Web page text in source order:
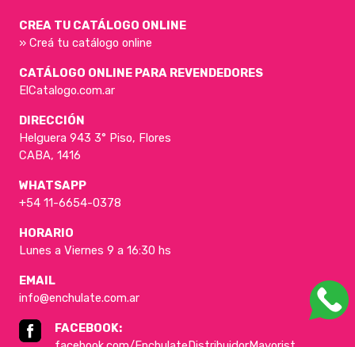
CREA TU CATÁLOGO ONLINE
» Creá tu catálogo online
CATÁLOGO ONLINE PARA REVENDEDORES
ElCatalogo.com.ar
DIRECCIÓN
Helguera 943 3° Piso, Flores
CABA, 1416
WHATSAPP
+54 11-6654-0378
HORARIO
Lunes a Viernes 9 a 16:30 hs
EMAIL
info@enchulate.com.ar
FACEBOOK: